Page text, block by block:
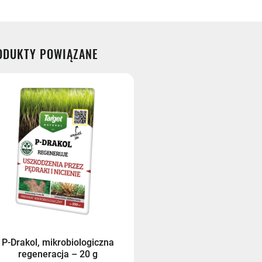
POWIĄZANE
P-Drakol, mikrobiologiczna
regeneracja – 20 g